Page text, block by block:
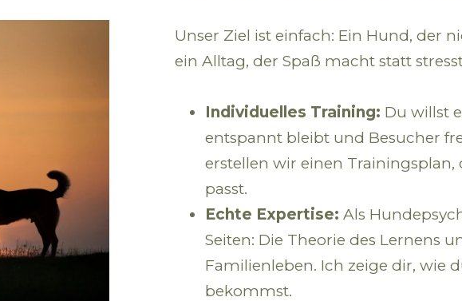
Unser Ziel ist einfach: Ein Hund, der
ein Alltag, der Spaß macht statt
Individuelles Training: Du willst
entspannt bleibt und Besucher
erstellen wir einen
passt.
Echte Expertise: Als
Seiten: Die Theorie des Lernens
Familienleben. Ich zeige dir, wie
bekommst.